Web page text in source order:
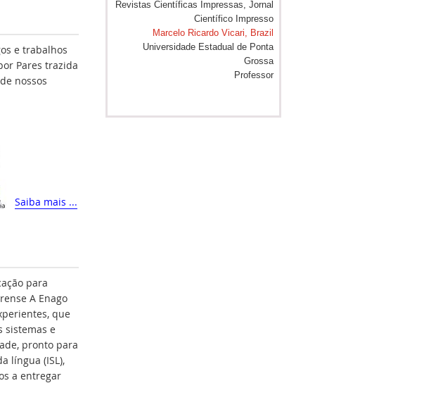
e trabalhos
Pares trazida
nossos
Saiba mais ...
para
A Enago
que
sistemas e
pronto para
língua (ISL),
a entregar
Marcelo Ricardo Vicari, Brazil
Universidade Estadual de Ponta
Grossa
Professor